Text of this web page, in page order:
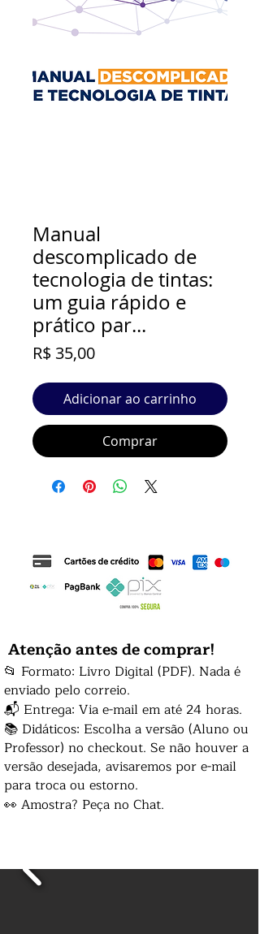
Manual
descomplicado de
tecnologia de tintas:
um guia rápido e
prático par...
R$ 35,00Preço
Adicionar ao carrinho
Comprar
Atenção antes de comprar!
📂 Formato: Livro Digital (PDF). Nada é
enviado pelo correio.
📬 Entrega: Via e-mail em até 24 horas.
📚 Didáticos: Escolha a versão (Aluno ou
Professor) no checkout. Se não houver a
versão desejada, avisaremos por e-mail
para troca ou estorno.
👀 Amostra? Peça no Chat.